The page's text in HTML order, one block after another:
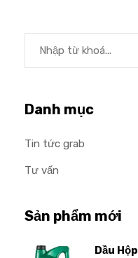
Danh mục
Tin tức grab
Tư vấn
Sản phẩm mới
Dầu